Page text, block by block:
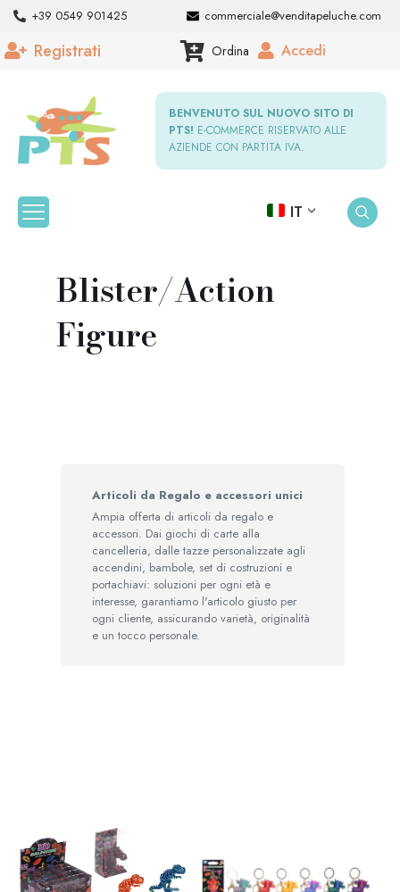
+39 0549 901425 commerciale@venditapeluche.com
Registrati Ordina Accedi
BENVENUTO SUL NUOVO SITO DI
PTS! E-COMMERCE RISERVATO ALLE
AZIENDE CON PARTITA IVA.
IT
Blister/Action
Figure
Articoli da Regalo e accessori unici
Ampia offerta di articoli da regalo e
accessori. Dai giochi di carte alla
cancelleria, dalle tazze personalizzate agli
accendini, bambole, set di costruzioni e
portachiavi: soluzioni per ogni età e
interesse, garantiamo l'articolo giusto per
ogni cliente, assicurando varietà, originalità
e un tocco personale.